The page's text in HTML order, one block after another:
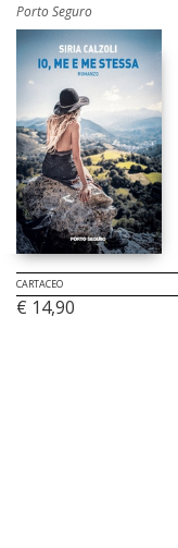
Porto Seguro
CARTACEO
€ 14,90